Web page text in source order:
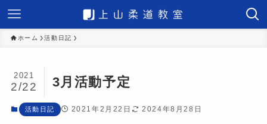
ホーム 活動日記
3月活動予定
2021
2/22
活動日記 2021年2月22日 2024年8月28日